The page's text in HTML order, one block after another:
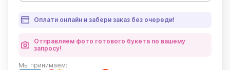
Оплати онлайн и забери заказ без очереди!
Отправляем фото готового букета по вашему
запросу!
Мы принимаем: